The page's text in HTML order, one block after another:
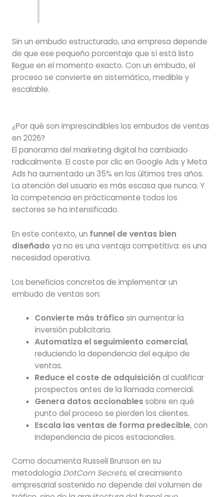
Sin un embudo estructurado, una empresa depende
de que ese pequeño porcentaje que sí está listo
llegue en el momento exacto. Con un embudo, el
proceso se convierte en sistemático, medible y
escalable.
¿Por qué son imprescindibles los embudos de ventas
en 2026?
El panorama del marketing digital ha cambiado
radicalmente. El coste por clic en Google Ads y Meta
Ads ha aumentado un 35% en los últimos tres años.
La atención del usuario es más escasa que nunca. Y
la competencia en prácticamente todos los
sectores se ha intensificado.
En este contexto, un funnel de ventas bien
diseñado ya no es una ventaja competitiva: es una
necesidad operativa.
Los beneficios concretos de implementar un
embudo de ventas son:
Convierte más tráfico sin aumentar la
inversión publicitaria.
Automatiza el seguimiento comercial,
reduciendo la dependencia del equipo de
ventas.
Reduce el coste de adquisiciónal cualificar
prospectos antes de la llamada comercial.
Genera datos accionables sobre en qué
punto del proceso se pierden los clientes.
Escala las ventas de forma predecible, con
independencia de picos estacionales.
Como documenta Russell Brunson en su
metodología DotCom Secrets, el crecimiento
empresarial sostenido no depende del volumen de